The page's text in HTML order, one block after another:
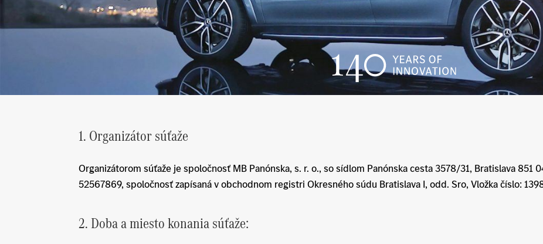
1. Organizátor súťaže
Organizátorom súťaže je spoločnosť MB Panónska, s. r. o., so sídlom Panónska cesta 3578/31, Bratislava 851
52567869, spoločnosť zapísaná v obchodnom registri Okresného súdu Bratislava I, odd. Sro, Vložka číslo:
2. Doba a miesto konania súťaže: